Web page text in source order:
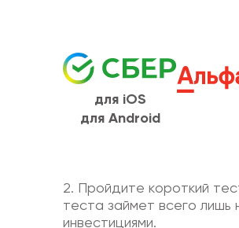
для iOS
для Android
2. Пройдите короткий
теста займет всего
инвестициями.